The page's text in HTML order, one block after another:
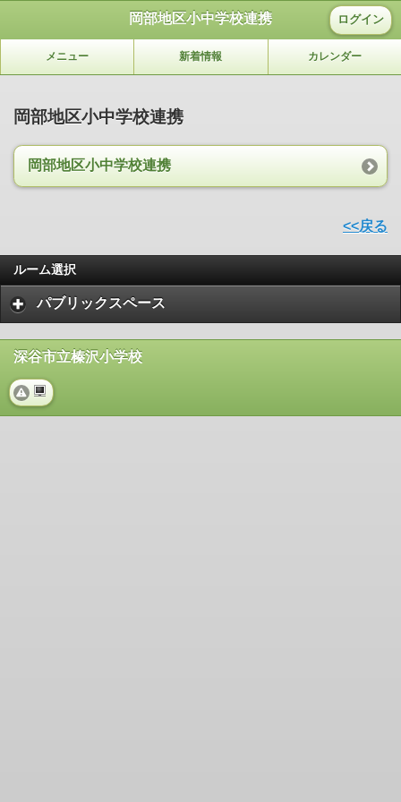
岡部地区小中学校連携 ログイン
メニュー 新着情報 カレンダー
岡部地区小中学校連携
岡部地区小中学校連携
<<戻る
ルーム選択
パブリックスペース
深谷市立榛沢小学校